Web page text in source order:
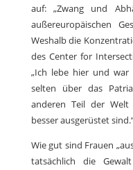
auf: „Zwang und
außereuropäischen
Weshalb die
des Center for
„Ich lebe hier und
selten über das
anderen Teil der
besser ausgerüstet
Wie gut sind Frauen
tatsächlich die